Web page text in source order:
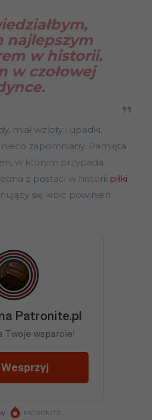
najlepszym
w historii.
w czołowej
miał wzloty i upadki.
zapomniany. Pamięta
w którym przypada
z postaci w historii piłki
się kibic powinien